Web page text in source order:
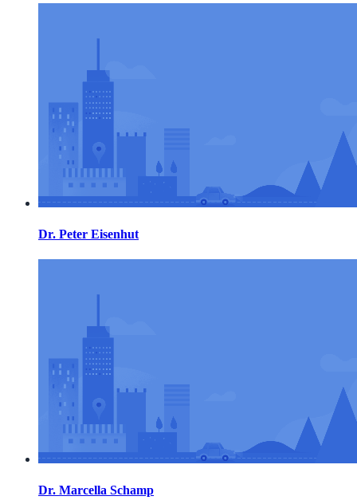
Dr. Peter Eisenhut
Dr. Marcella Schamp